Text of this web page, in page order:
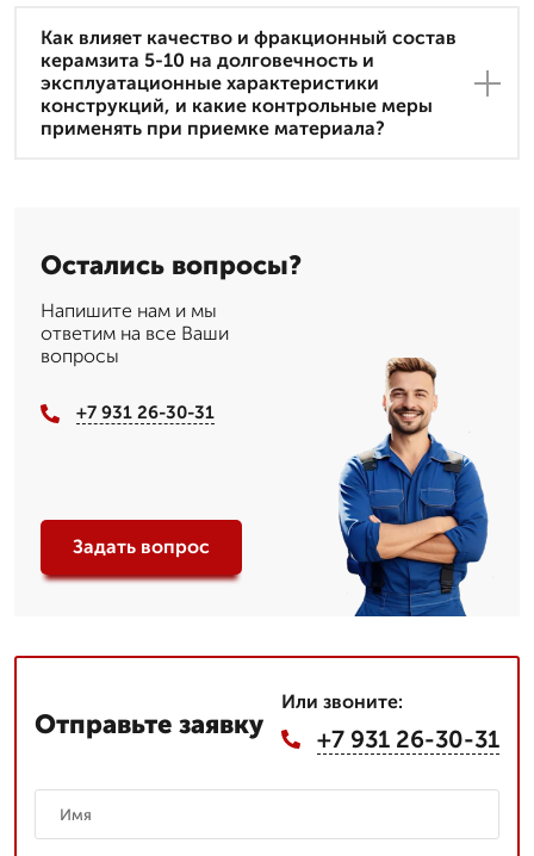
Как влияет качество и фракционный состав
керамзита 5-10 на долговечность и
эксплуатационные характеристики
конструкций, и какие контрольные меры
применять при приемке материала?
Остались вопросы?
Напишите нам и мы
ответим на все Ваши
вопросы
+7 931 26-30-31
Задать вопрос
Отправьте заявку
Или звоните:
+7 931 26-30-31